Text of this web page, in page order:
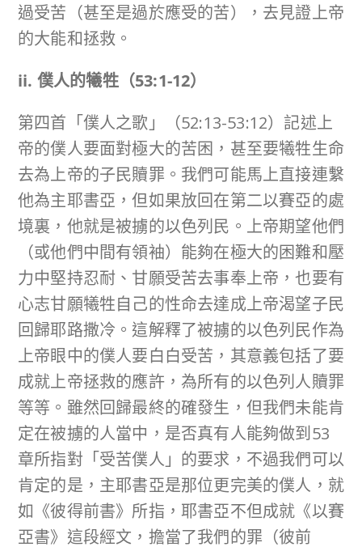
過受苦（甚至是過於應受的苦），去見證上帝
的大能和拯救。
ii. 僕人的犧牲（53:1-12）
第四首「僕人之歌」（52:13-53:12）記述上
帝的僕人要面對極大的苦困，甚至要犧牲生命
去為上帝的子民贖罪。我們可能馬上直接連繫
他為主耶書亞，但如果放回在第二以賽亞的處
境裏，他就是被擄的以色列民。上帝期望他們
（或他們中間有領袖）能夠在極大的困難和壓
力中堅持忍耐、甘願受苦去事奉上帝，也要有
心志甘願犧牲自己的性命去達成上帝渴望子民
回歸耶路撒冷。這解釋了被擄的以色列民作為
上帝眼中的僕人要白白受苦，其意義包括了要
成就上帝拯救的應許，為所有的以色列人贖罪
等等。雖然回歸最終的確發生，但我們未能肯
定在被擄的人當中，是否真有人能夠做到53
章所指對「受苦僕人」的要求，不過我們可以
肯定的是，主耶書亞是那位更完美的僕人，就
如《彼得前書》所指，耶書亞不但成就《以賽
亞書》這段經文，擔當了我們的罪（彼前